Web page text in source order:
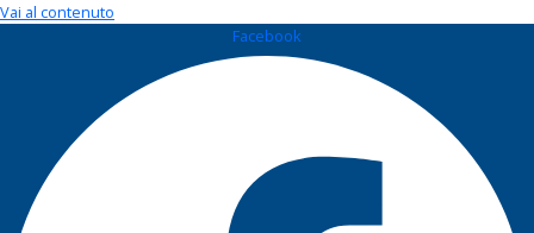
Vai al contenuto
Facebook